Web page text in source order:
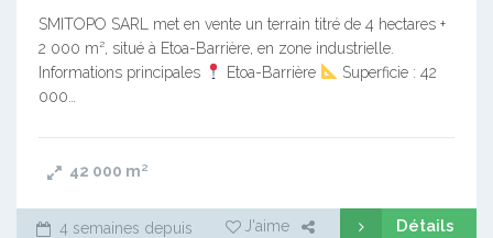
SMITOPO SARL met en vente un terrain titré de 4 hectares +
2 000 m², situé à Etoa-Barrière, en zone industrielle.
Informations principales
Etoa-Barrière
Superficie : 42
000…
42 000 m²
4 semaines depuis J'aime Détails